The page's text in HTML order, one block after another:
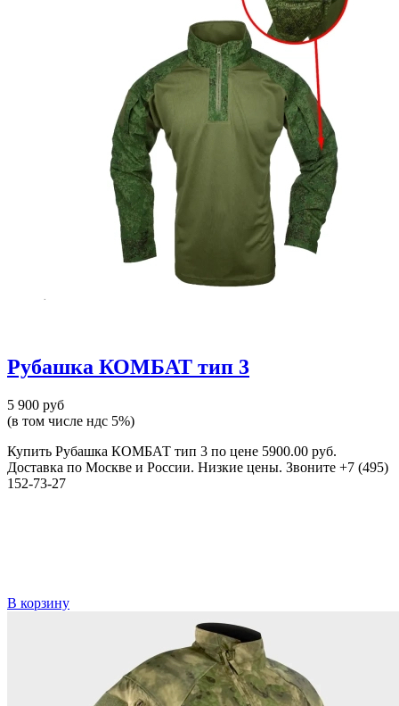
Рубашка КОМБАТ тип 3
5 900 руб
(в том числе ндс 5%)
Купить Рубашка КОМБАТ тип 3 по цене 5900.00 руб.
Доставка по Москве и России. Низкие цены. Звоните +7 (495)
152-73-27
В корзину